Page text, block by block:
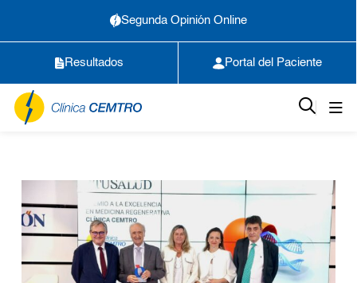
Segunda Opinión Online
Resultados Portal del Paciente